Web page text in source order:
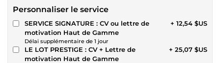
Personnaliser le service
SERVICE SIGNATURE : CV ou lettre de
motivation Haut de Gamme
Délai supplémentaire de 1 jour
+ 12,54 $US
LE LOT PRESTIGE : CV + Lettre de
motivation Haut de Gamme
+ 25,07 $US